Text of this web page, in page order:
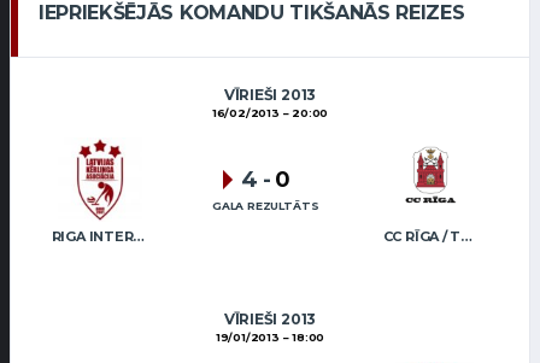
IEPRIEKŠĒJĀS KOMANDU TIKŠANĀS REIZES
VĪRIEŠI 2013
16/02/2013 20:00
RIGA INTERNATIONAL CURLING CLUB / GRAY CC RĪGA / TRUKŠĀNS
4 - 0
GALA REZULTĀTS
VĪRIEŠI 2013
19/01/2013 18:00